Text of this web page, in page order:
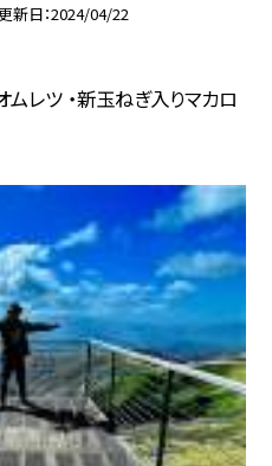
新日 2024/04/22
ムレツ ・新玉ねぎ入りマカロ